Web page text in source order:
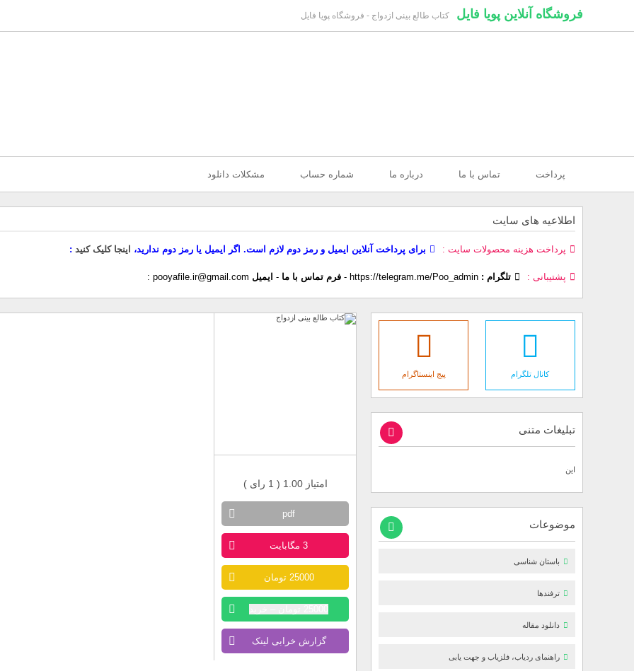
فروشگاه آنلاین پویا فایل کتاب طالع بینی ازدواج - فروشگاه پویا فایل
پرداخت تماس با ما درباره ما شماره حساب مشکلات دانلود
اطلاعیه های سایت
پرداخت هزینه محصولات سایت برای پرداخت آنلاین ایمیل و رمز دوم لازم است. اگر ایمیل یا رمز دوم ندارید، اینجا کلیک کنید
پشتیبانی تلگرام : https://telegram.me/Poo_admin
- فرم تماس با ما - ایمیل pooyafile.ir@gmail.com
امتیاز 1.00 ( 1 رای )
pdf
3 مگابایت
25000 تومان
گزارش خرابی لینک
کانال تلگرام پیج اینستاگرام
تبلیغات متنی
این
موضوعات
باستان شناسی
ترفندها
دانلود مقاله
راهنمای ردیاب، فلزیاب و جهت یابی